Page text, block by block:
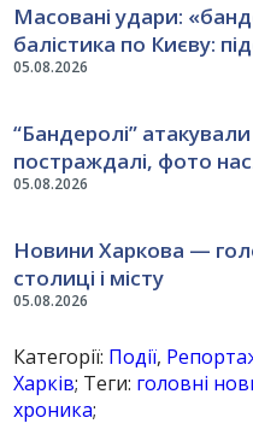
05.08.2026
Масовані удари:
балістика по Києву:
05.08.2026
“Бандеролі” атакували
постраждалі, фото
05.08.2026
Новини Харкова —
столиці і місту
Категорії: Події,
Харків; Теги: головні
хроника;